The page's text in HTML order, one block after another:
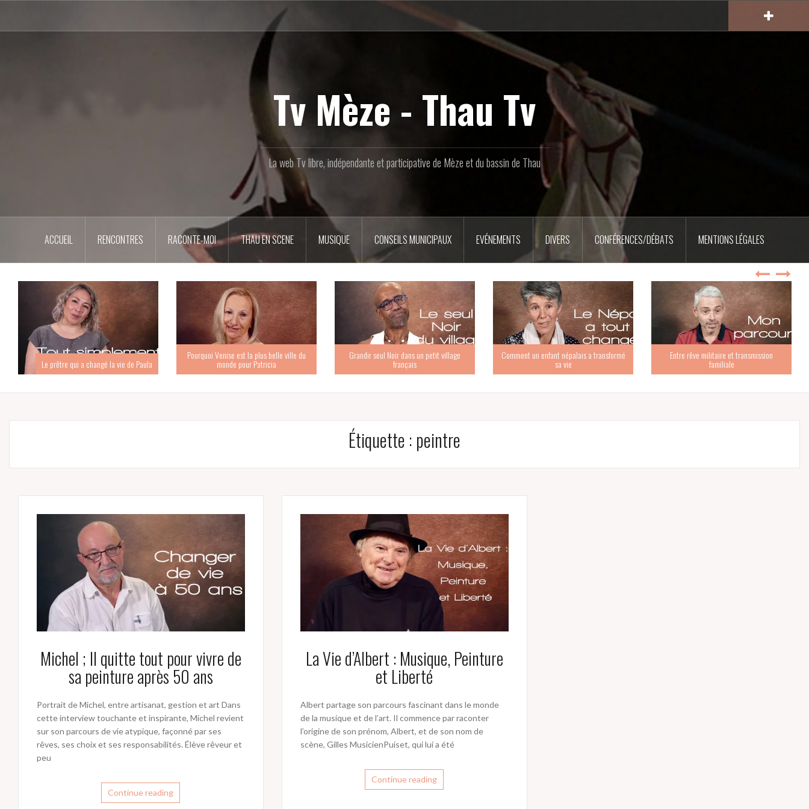
contenu
Tv Mèze - Thau Tv
La web Tv libre, indépendante et participative de Mèze et du bassin de Thau
ACCUEIL RENCONTRES RACONTE-MOI THAU EN SCENE MUSIQUE CONSEILS MUNICIPAUX EVÉNEMENTS DIVERS CONFÉRENCES/DÉBATS MENTIONS LÉGALES
Le prêtre qui a changé la vie de Paula
Pourquoi Venise est la plus belle ville du
monde pour Patricia
Grandir seul Noir dans un petit village
français
Comment un enfant népalais a transformé
sa vie
Entre rêve militaire et transmission
familiale
Étiquette : peintre
Michel ; Il quitte tout pour vivre de
sa peinture après 50 ans
Portrait de Michel, entre artisanat, gestion et art Dans
cette interview touchante et inspirante, Michel revient
sur son parcours de vie atypique, façonné par ses
rêves, ses choix et ses responsabilités. Élève rêveur et
peu
Continue reading
La Vie d’Albert : Musique, Peinture
et Liberté
Albert partage son parcours fascinant dans le monde
de la musique et de l’art. Il commence par raconter
l’origine de son prénom, Albert, et de son nom de
scène, Gilles MusicienPuiset, qui lui a été
Continue reading